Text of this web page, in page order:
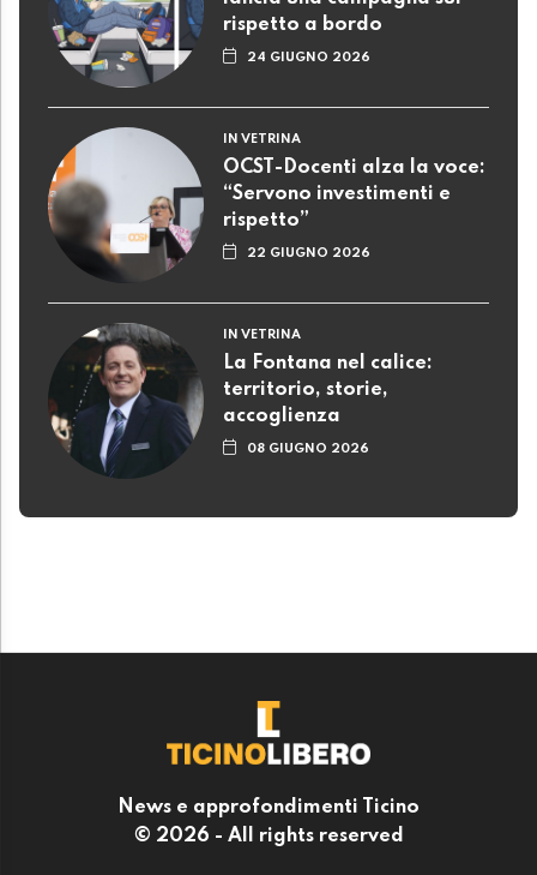
rispetto a bordo
24 GIUGNO 2026
IN VETRINA
OCST-Docenti alza la voce:
“Servono investimenti e
rispetto”
22 GIUGNO 2026
IN VETRINA
La Fontana nel calice:
territorio, storie,
accoglienza
08 GIUGNO 2026
News e approfondimenti Ticino
© 2026 - All rights reserved